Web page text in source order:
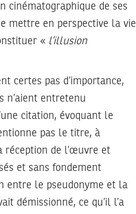
cinématographique de ses
mettre en perspective la vie
« l’illusion
certes pas d’importance,
n’aient entretenu
citation, évoquant le
pas le titre, à
réception de l’œuvre et
et sans fondement
entre le pseudonyme et la
démissionné, ce qu’il l’a